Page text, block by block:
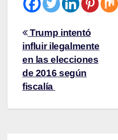
Trump intentó
influir ilegalmente
en las elecciones
de 2016 según
fiscalía